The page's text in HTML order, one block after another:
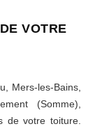
VOTRE
Mers-les-Bains,
(Somme),
de votre toiture.